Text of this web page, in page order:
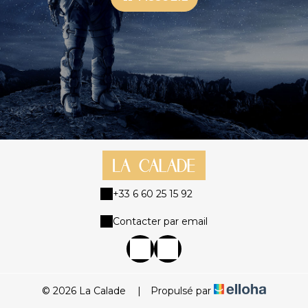
+33 6 60 25 15 92
Contacter par email
© 2026 La Calade | Propulsé par